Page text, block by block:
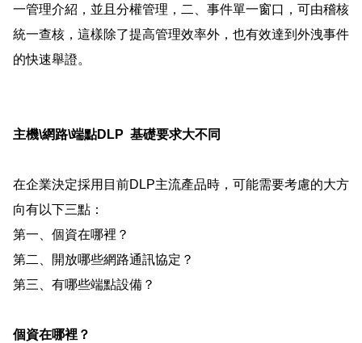
一管理介紹，並且分權管理，二、事件單一窗口，可由稽核
統一查核，這樣除了提高管理效率外，也有效達到外洩事件
的快速舉證。
主機\網路\端點DLP 基礎要求大不同
在企業決定採用目前DLP主流產品時，可能需要考慮的大方
向有以下三點：
第一、 個資在哪裡？
第二、開放哪些網路通訊協定？
第三、有哪些端點設備？
個資在哪裡？